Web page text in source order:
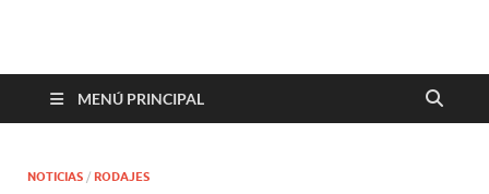
Cine maldito
MENÚ PRINCIPAL
NOTICIAS / RODAJES